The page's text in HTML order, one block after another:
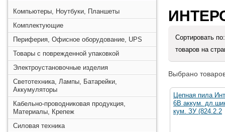
Компьютеры, Ноутбуки, Планшеты
Комплектующие
Периферия, Офисное оборудование, UPS
Товары с поврежденной упаковкой
Электроустановочные изделия
Светотехника, Лампы, Батарейки,
Аккумуляторы
Кабельно-проводниковая продукция,
Материалы, Крепеж
Силовая техника
Сортировать
товаров на
Выбрано
Цепная пила
6В аккум.
кум. ЗУ (824.2.2